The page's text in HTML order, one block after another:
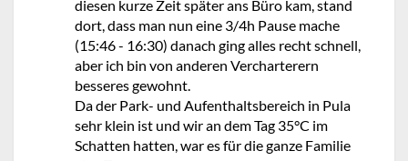
diesen kurze Zeit später ans Büro kam, stand
dort, dass man nun eine 3/4h Pause mache
(15:46 - 16:30) danach ging alles recht schnell,
aber ich bin von anderen Vercharterern
besseres gewohnt.
Da der Park- und Aufenthaltsbereich in Pula
sehr klein ist und wir an dem Tag 35°C im
Schatten hatten, war es für die ganze Familie